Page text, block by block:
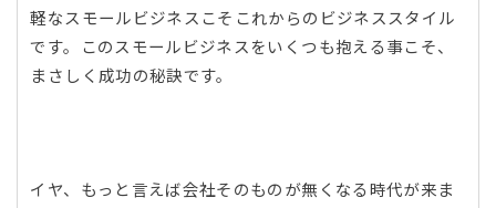
軽なスモールビジネスこそこれからのビジネススタイル
です。このスモールビジネスをいくつも抱える事こそ、
まさしく成功の秘訣です。
イヤ、もっと言えば会社そのものが無くなる時代が来ま